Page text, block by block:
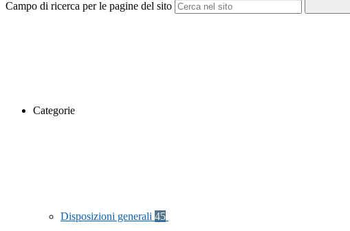
Campo di ricerca per le pagine del sito
Categorie
Disposizioni generali 45